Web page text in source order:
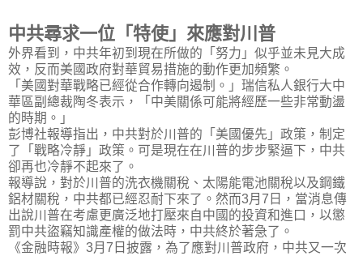
中共尋求一位「特使」來應對川普
外界看到，中共年初到現在所做的「努力」似乎並未見大成
效，反而美國政府對華貿易措施的動作更加頻繁。
「美國對華戰略已經從合作轉向遏制。」瑞信私人銀行大中
華區副總裁陶冬表示，「中美關係可能將經歷一些非常動盪
的時期。」
彭博社報導指出，中共對於川普的「美國優先」政策，制定
了「戰略冷靜」政策。可是現在在川普的步步緊逼下，中共
卻再也冷靜不起來了。
報導說，對於川普的洗衣機關稅、太陽能電池關稅以及鋼鐵
鋁材關稅，中共都已經忍耐下來了。然而3月 7 日，當消息傳
出說川普在考慮更廣泛地打壓來自中國的投資和進口，以懲
罰中共盜竊知識產權的做法時，中共終於著急了。
《金融時報》 3月 7 日披露，為了應對川普政府，中共又一次